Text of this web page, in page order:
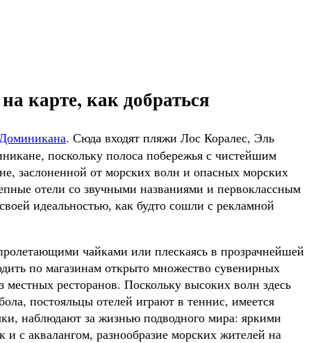
карте, как добраться
. Сюда входят пляжи Лос Коралес, Эль
поскольку полоса побережья с чистейшим
заслоненной от морских волн и опасных морских
отели со звучными названиями и первоклассным
идеальностью, как будто сошли с рекламной
чайками или плескаясь в прозрачнейшей
по магазинам открыто множество сувенирных
ресторанов. Поскольку высоких волн здесь
постояльцы отелей играют в теннис, имеется
наблюдают за жизнью подводного мира: яркими
с аквалангом, разнообразие морских жителей на